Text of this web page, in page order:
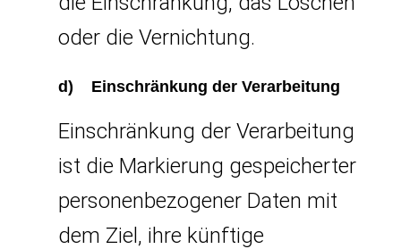
oder die Vernichtung.
d) Einschränkung der Verarbeitung
Einschränkung der Verarbeitung
ist die Markierung gespeicherter
personenbezogener Daten mit
dem Ziel, ihre künftige